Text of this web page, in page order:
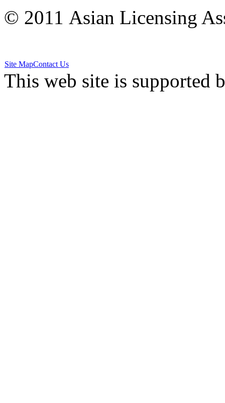
© 2011 Asian Licensing
Site MapContact Us
This web site is supported